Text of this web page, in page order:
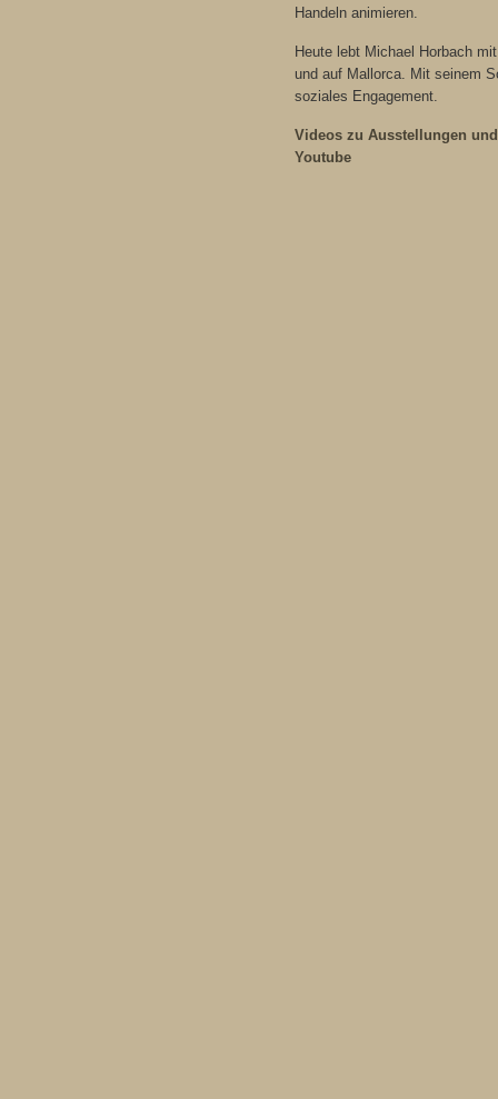
Handeln animieren.
Heute lebt Michael Horbach
und auf Mallorca. Mit seinem
soziales Engagement.
Videos zu Ausstellungen
Youtube